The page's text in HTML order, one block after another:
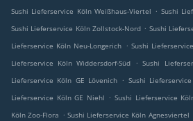
Sushi Lieferservice Köln Weißhaus-Viertel . Sushi
Sushi Lieferservice Köln Zollstock-Nord . Sushi
Lieferservice Köln Neu-Longerich . Sushi
Lieferservice Köln Widdersdorf-Süd
. Sushi
Lieferservice Köln GE Lövenich . Sushi
Lieferservice Köln GE Niehl . Sushi Lieferservice
Köln Zoo-Flora . Sushi Lieferservice Köln Agnesviertel